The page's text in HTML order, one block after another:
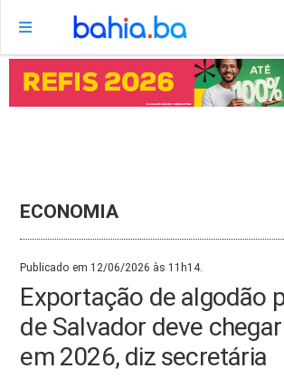
ECONOMIA
Publicado em 12/06/2026 às 11h14.
Exportação de algodão
de Salvador deve
em 2026, diz secretária